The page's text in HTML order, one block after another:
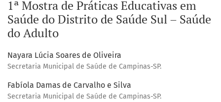
1ª Mostra de Práticas Educativas em
Saúde do Distrito de Saúde Sul – Saúde
do Adulto
Nayara Lúcia Soares de Oliveira
Secretaria Municipal de Saúde de Campinas-SP.
Fabíola Damas de Carvalho e Silva
Secretaria Municipal de Saúde de Campinas-SP.